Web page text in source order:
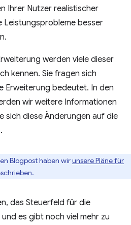
Ihrer Nutzer realistischer
Leistungsprobleme besser
werden viele dieser
kennen. Sie fragen sich
Erweiterung bedeutet. In den
wir weitere Informationen
sich diese Änderungen auf die
Blogpost haben wirunsere Pläne für
das Steuerfeld für die
es gibt noch viel mehr zu